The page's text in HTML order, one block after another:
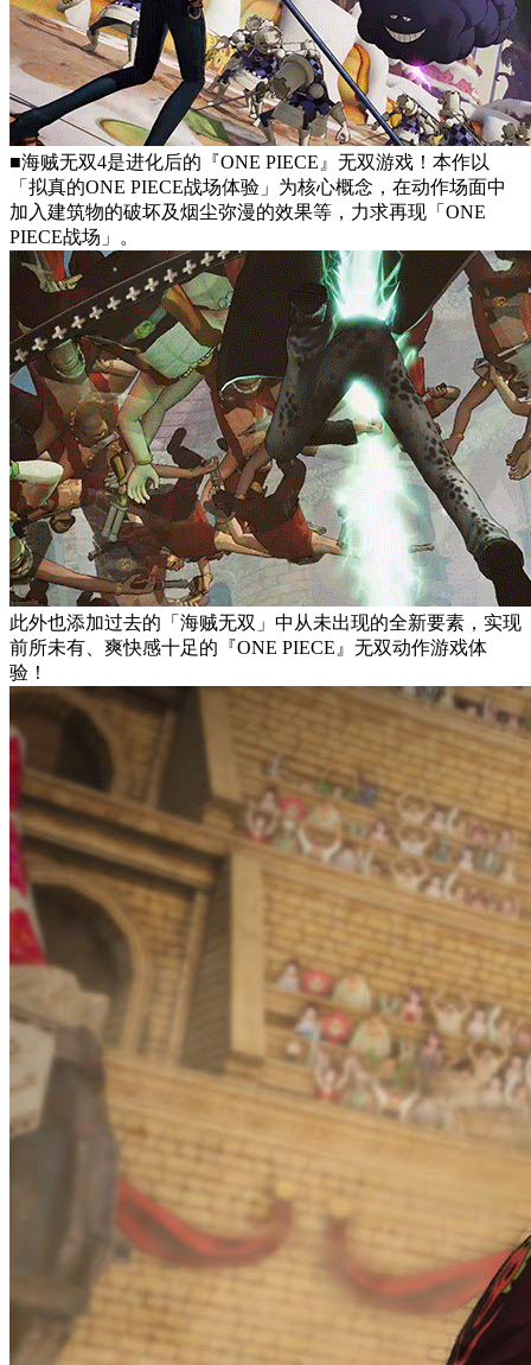
■海贼无双4是进化后的『ONE PIECE』无双游戏！本作以
「拟真的ONE PIECE战场体验」为核心概念，在动作场面中
加入建筑物的破坏及烟尘弥漫的效果等，力求再现「ONE
PIECE战场」。
此外也添加过去的「海贼无双」中从未出现的全新要素，实现
前所未有、爽快感十足的『ONE PIECE』无双动作游戏体
验！